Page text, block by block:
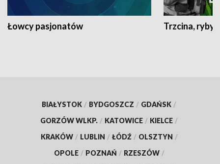
Łowcy pasjonatów Trzcina, ryby
BIAŁYSTOK / BYDGOSZCZ / GDAŃSK /
GORZÓW WLKP. / KATOWICE / KIELCE /
KRAKÓW / LUBLIN / ŁÓDŹ / OLSZTYN /
OPOLE / POZNAŃ / RZESZÓW /